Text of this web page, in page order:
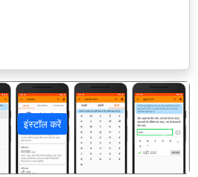
इंस्टॉल करें
अगला